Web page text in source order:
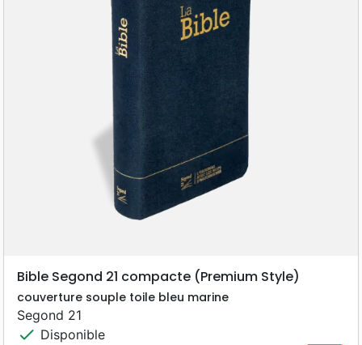
Bible Segond 21 compacte (Premium Style)
couverture souple toile bleu marine
Segond 21
check Disponible